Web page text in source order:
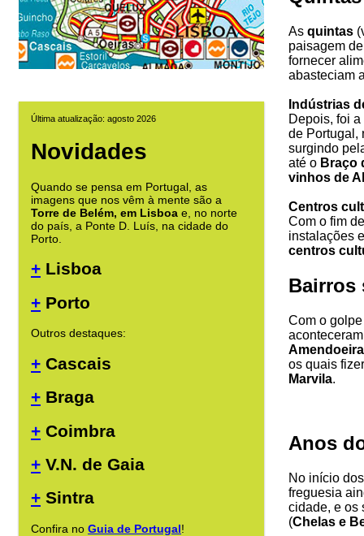
Última atualização: agosto 2026
Novidades
Quando se pensa em Portugal, as
imagens que nos vêm à mente são a
Torre de Belém, em Lisboa e, no norte
do país, a Ponte D. Luís, na cidade do
Porto.
+ Lisboa
+ Porto
Outros destaques:
+ Cascais
+ Braga
+ Coimbra
+ V.N. de Gaia
+ Sintra
Confira no Guia de Portugal!
As quintas
paisagem
fornecer
abasteciam
Indústrias
Depois, foi
de Portugal,
surgindo
até o Braço
vinhos de
Centros
Com o fim
instalações
centros
Bairros
Com o
os quais
Marvila.
Anos
No início
freguesia
cidade, e os
(Chelas e